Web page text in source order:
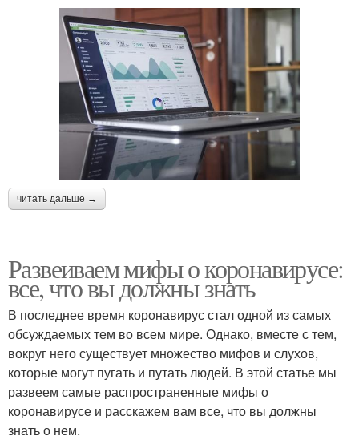
читать дальше →
Развеиваем мифы о коронавирусе:
все, что вы должны знать
В последнее время коронавирус стал одной из самых
обсуждаемых тем во всем мире. Однако, вместе с тем,
вокруг него существует множество мифов и слухов,
которые могут пугать и путать людей. В этой статье мы
развеем самые распространенные мифы о
коронавирусе и расскажем вам все, что вы должны
знать о нем.